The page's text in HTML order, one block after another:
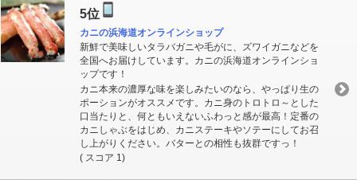
5位
カニの浜海道オンラインショップ
新鮮で美味しいタラバガニや毛がに、ズワイガニなどを
全国へお届けしています。カニの浜海道オンラインショ
ップです！
カニ本来の濃厚な味を楽しみたいのなら、やっぱり生の
ポーションがオススメです。カニ身のトロトロ～とした
口当たりと、何ともいえないふわっと感が最高！定番の
カニしゃぶをはじめ、カニステーキやソテーにしてお召
し上がりください。バターとの相性も抜群ですっ！
( スコア 1)